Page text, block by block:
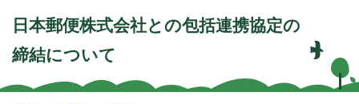
日本郵便株式会社との包括連携協定の
締結について